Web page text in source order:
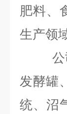
肥料、
生产领
公司
发酵罐
统、沼